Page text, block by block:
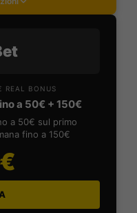
REAL BONUS
a 50€ + 150€
a 50€ sul primo
fino a 150€